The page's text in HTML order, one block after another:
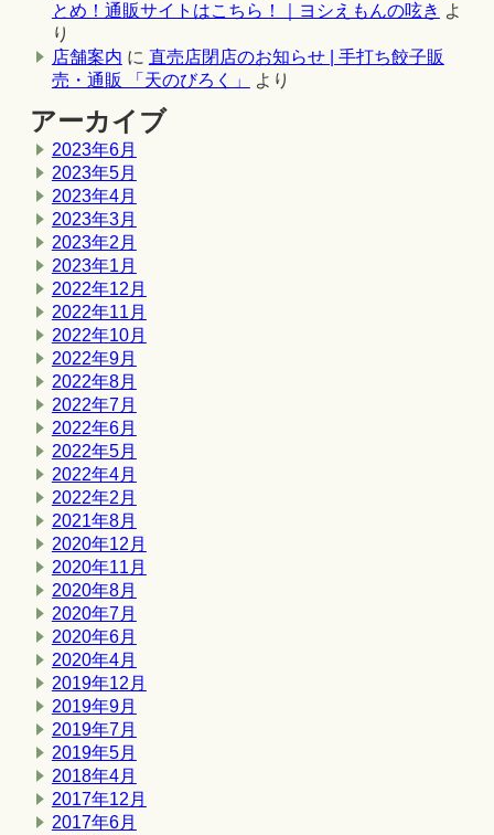
とめ！通販サイトはこちら！｜ヨシえもんの呟き よ
り
店舗案内 に 直売店閉店のお知らせ | 手打ち餃子販
売・通販 「天のびろく」
より
アーカイブ
2023年6月
2023年5月
2023年4月
2023年3月
2023年2月
2023年1月
2022年12月
2022年11月
2022年10月
2022年9月
2022年8月
2022年7月
2022年6月
2022年5月
2022年4月
2022年2月
2021年8月
2020年12月
2020年11月
2020年8月
2020年7月
2020年6月
2020年4月
2019年12月
2019年9月
2019年7月
2019年5月
2018年4月
2017年12月
2017年6月